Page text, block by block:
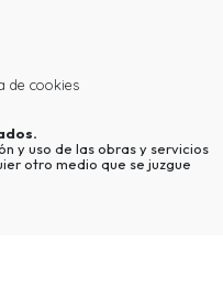
de cookies
y uso de las obras y servicios
otro medio que se juzgue